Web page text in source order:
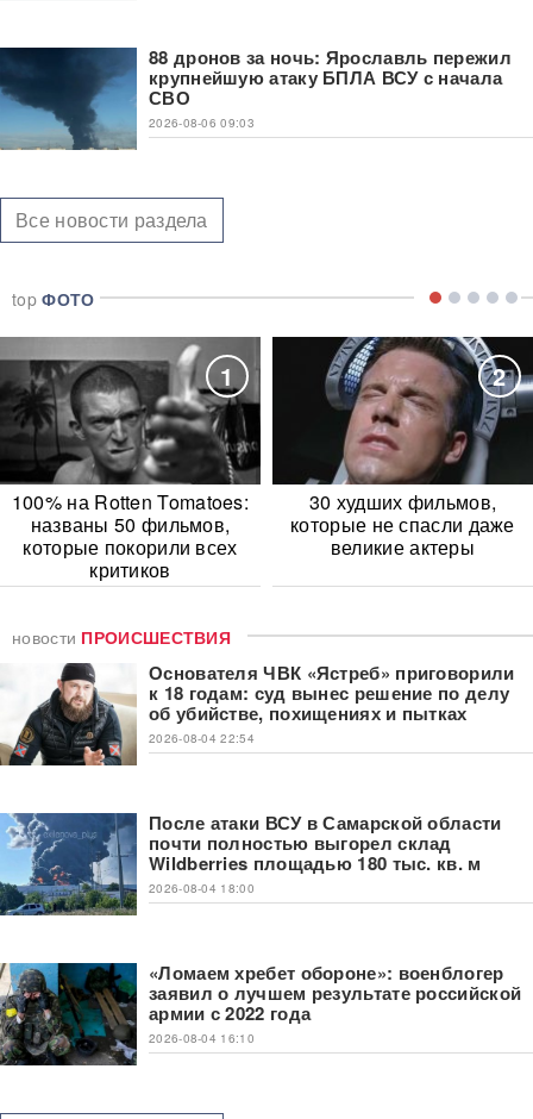
88 дронов за ночь: Ярославль пережил
крупнейшую атаку БПЛА ВСУ с начала
СВО
2026-08-06 09:03
Все новости раздела
topФОТО
1
100% на Rotten Tomatoes:
названы 50 фильмов,
которые покорили всех
критиков
2
30 худших фильмов,
которые не спасли даже
великие актеры
новости ПРОИСШЕСТВИЯ
Основателя ЧВК «Ястреб» приговорили
к 18 годам: суд вынес решение по делу
об убийстве, похищениях и пытках
2026-08-04 22:54
После атаки ВСУ в Самарской области
почти полностью выгорел склад
Wildberries площадью 180 тыс. кв. м
2026-08-04 18:00
«Ломаем хребет обороне»: военблогер
заявил о лучшем результате российской
армии с 2022 года
2026-08-04 16:10